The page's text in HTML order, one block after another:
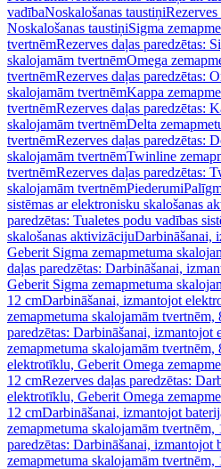
vadībaNoskalošanas taustiņiRezerves
Noskalošanas taustiņiSigma
tvertnēmRezerves daļas paredzētas:
skalojamām tvertnēmOmega
tvertnēmRezerves daļas paredzētas:
skalojamām tvertnēmKappa
tvertnēmRezerves daļas paredzētas:
skalojamām tvertnēmDelta
tvertnēmRezerves daļas paredzētas:
skalojamām tvertnēmTwinline
tvertnēmRezerves daļas paredzētas:
skalojamām tvertnēmPiederumi
sistēmas ar elektronisku skalošanas
paredzētas: Tualetes podu vadības
skalošanas aktivizācijuDarbināšanai,
Geberit Sigma zemapmetuma
daļas paredzētas: Darbināšanai,
Geberit Sigma zemapmetuma
12 cmDarbināšanai, izmantojot
zemapmetuma skalojamām tvertnēm,
paredzētas: Darbināšanai,
zemapmetuma skalojamām tvertnēm,
elektrotīklu, Geberit Omega
12 cmRezerves daļas paredzētas:
elektrotīklu, Geberit Omega
12 cmDarbināšanai, izmantojot
zemapmetuma skalojamām tvertnēm,
paredzētas: Darbināšanai, izmantojot
zemapmetuma skalojamām tvertnēm,